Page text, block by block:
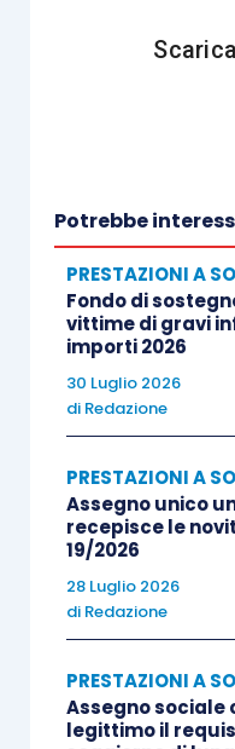
Potrebbe
PRESTAZIONI A
Fondo di
vittime di gravi
importi 2026
30 Luglio 2026
di Redazione
PRESTAZIONI A
Assegno unico
recepisce le
19/2026
28 Luglio 2026
di Redazione
PRESTAZIONI A
Assegno sociale
legittimo il